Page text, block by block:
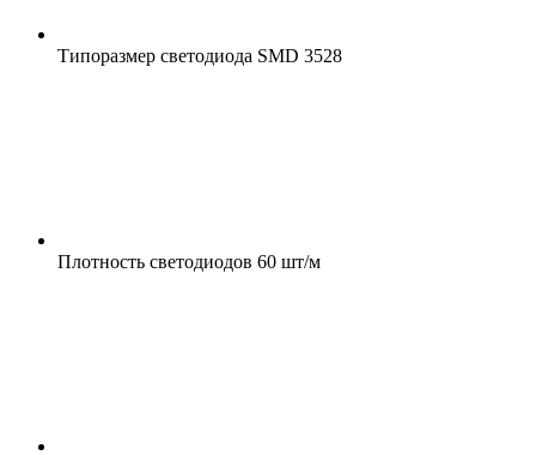
Типоразмер светодиода SMD 3528
Плотность светодиодов 60 шт/м